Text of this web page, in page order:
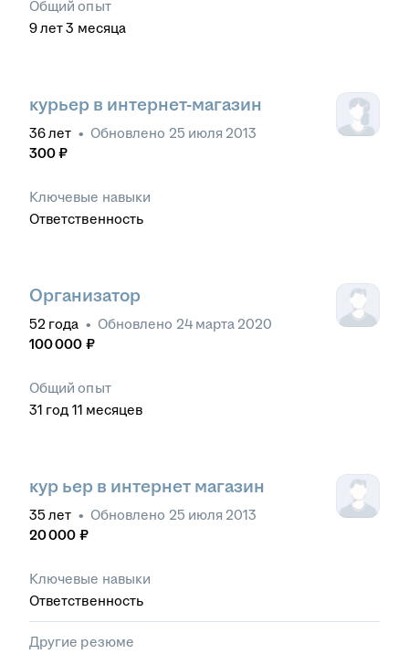
Общий опыт
9лет 3 месяца
курьер в интернет-магазин
36лет • Обновлено 25 июля 2013
300₽
Ключевые навыки
Ответственность
Организатор
52 года • Обновлено 24 марта 2020
100 000 ₽
Общий опыт
31 год 11 месяцев
кур ьер в интернет магазин
35 лет • Обновлено 25 июля 2013
20 000 ₽
Ключевые навыки
Ответственность
Другие резюме